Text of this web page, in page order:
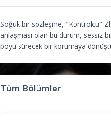
Soğuk bir sözleşme, "Kontrolcü"
anlaşması olan bu durum, sessiz
boyu sürecek bir korumaya
Tüm Bölümler